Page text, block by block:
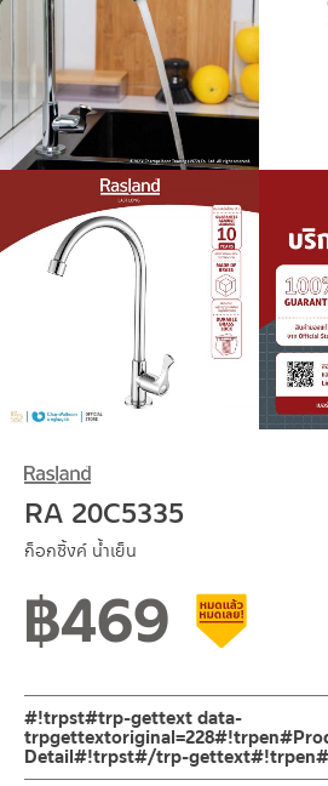
RA 20C5335
ก็อกซิ้งค์ น้ำเย็น
฿469
#!trpst#trp-gettext data-
Detail#!trpst#/trp-gettext#!trpen#